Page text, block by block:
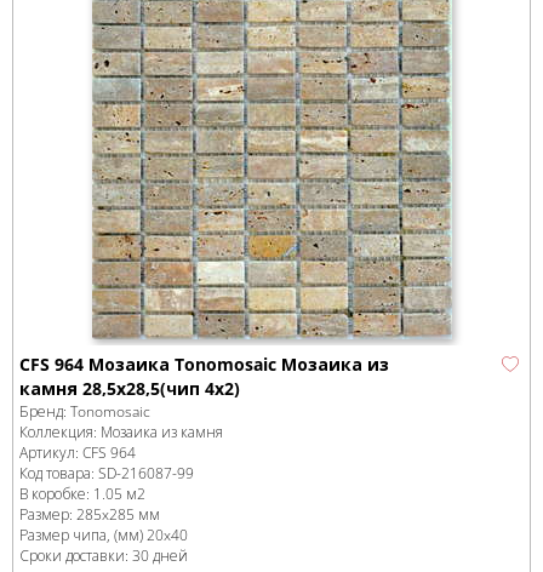
CFS 964 Мозаика Tonomosaic Мозаика из
камня 28,5x28,5(чип 4x2)
Бренд: Tonomosaic
Коллекция: Мозаика из камня
Артикул: CFS 964
Код товара: SD-216087-99
В коробке: 1.05 м2
Размер: 285x285 мм
Размер чипа, (мм)20x40
Сроки доставки: 30 дней